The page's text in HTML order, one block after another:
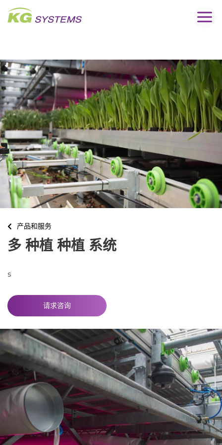
产品和服务
多 种植 种植 系统
s
请求咨询